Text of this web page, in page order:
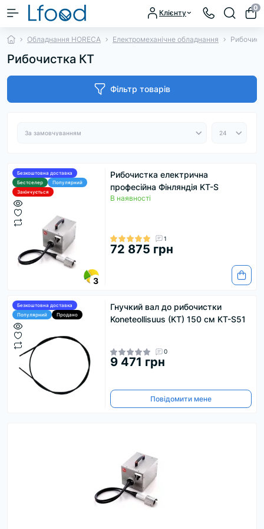
Клієнту
0
Обладнання HORECA Електромеханічне обладнання
Рибочистка КТ
Фільтр товарів
Безкоштовна доставка
Бестселер
Популярний
Закінчується
3
Рибочистка електрична
професійна Фінляндія KT-S
В наявності
1
72 875 грн
Безкоштовна доставка
Популярний
Продано
Гнучкий вал до рибочистки
Koneteollisuus (KT) 150 см KT-S51
0
9 471 грн
Повідомити мене